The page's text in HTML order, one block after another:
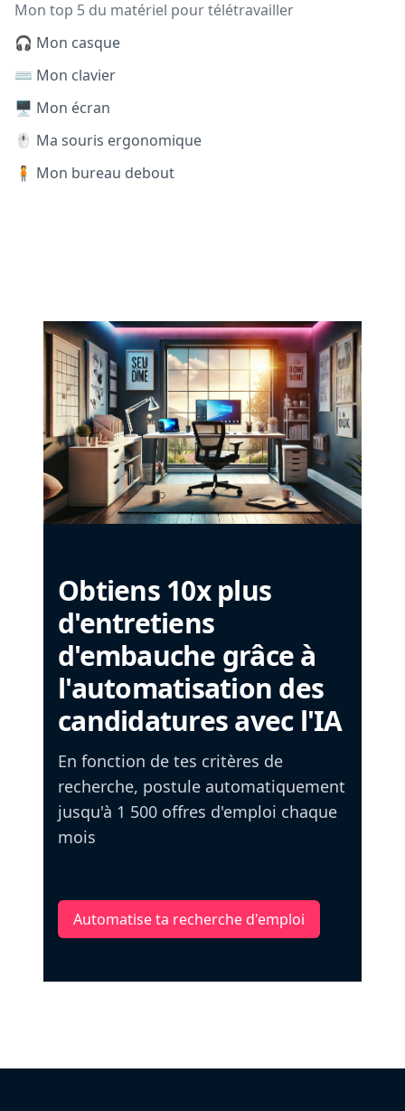
Mon top 5 du matériel pour télétravailler
🎧 Mon casque
⌨️ Mon clavier
🖥️ Mon écran
🖱️ Ma souris ergonomique
🧍 Mon bureau debout
Obtiens 10x plus
d'entretiens
d'embauche grâce à
l'automatisation des
candidatures avec l'IA
En fonction de tes critères de
recherche, postule automatiquement
jusqu'à 1 500 offres d'emploi chaque
mois
Automatise ta recherche d'emploi